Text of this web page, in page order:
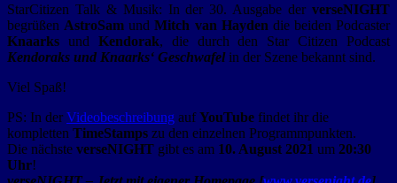
StarCitizen​​ Talk & Musik: In der 30. Ausgabe der verseNIGHT
begrüßen AstroSam ​undMitch van Hayden ​​​ die beiden Podcaster
Knaarks und Kendorak, die durch den Star Citizen Podcast
Kendoraks und Knaarks‘ Geschwafelin der Szene bekannt sind.
Viel Spaß!
PS: In der Videobeschreibung aufYouTube findet ihr die
kompletten TimeStamps zu den einzelnen Programmpunkten.
Die nächste verseNIGHT gibt es am 10. August 2021 um 20:30
Uhr!